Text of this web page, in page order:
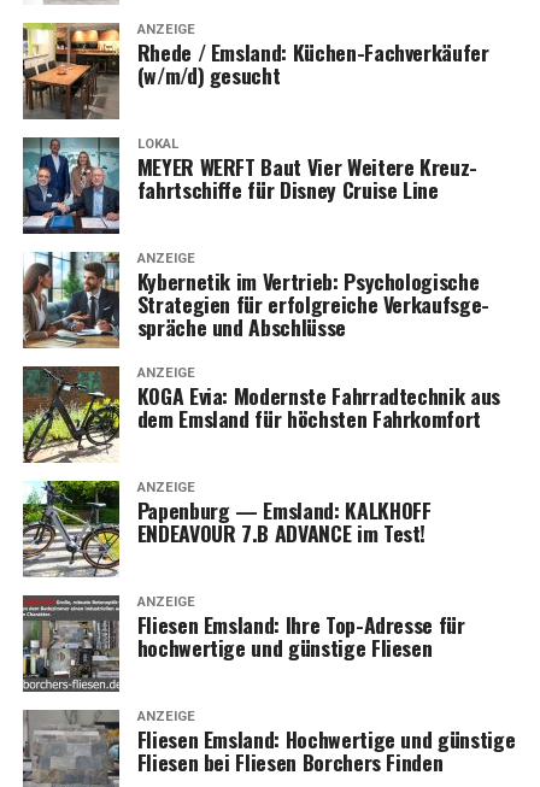
ANZEIGE
Rhe­de / Ems­land: Küchen-Fach­ver­käu­fer
(w/m/d) gesucht
LOKAL
MEYER WERFT Baut Vier Wei­te­re Kreuz­
fahrt­schif­fe für Dis­ney Crui­se Line
ANZEIGE
Kyber­ne­tik im Ver­trieb: Psy­cho­lo­gi­sche
Stra­te­gien für erfolg­rei­che Ver­kaufs­ge­
sprä­che und Abschlüsse
ANZEIGE
KOGA Evia: Moderns­te Fahr­rad­tech­nik aus
dem Ems­land für höchs­ten Fahrkomfort
ANZEIGE
Papen­burg — Ems­land: KALKHOFF
ENDEAVOUR 7.B ADVANCE im Test!
ANZEIGE
Flie­sen Ems­land: Ihre Top-Adres­se für
hoch­wer­ti­ge und güns­ti­ge Fliesen
ANZEIGE
Flie­sen Ems­land: Hoch­wer­ti­ge und güns­ti­ge
Flie­sen bei Flie­sen Bor­chers Finden